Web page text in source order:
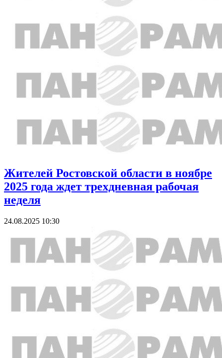
Жителей Ростовской области в ноябре
2025 года ждет трехдневная рабочая
неделя
24.08.2025 10:30